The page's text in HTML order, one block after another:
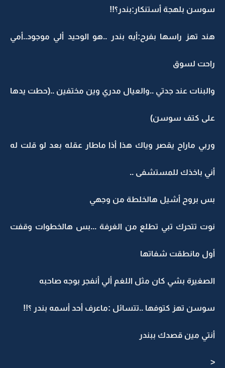
سوسن بلهجة أستنكار:بندر؟!!
هند تهز راسها بفرح:أيه بندر ..هو الوحيد ألي موجود..أمي
راحت لسوق
والبنات عند جدتي ..والعيال مدري وين مختفين ..(حطت يدها
على كتف سوسن)
وربي ماراح يقصر وياك هذا أذا ماطار عقله بعد لو قلت له
أني باخذك للمستشفى ..
بس بروح أشيل هالخلطة من وجهي
نوت تتحرك تبي تطلع من الغرفة ...بس هالخطوات وقفت
أول مانطقت شفاتها
الصغيرة بشي كان مثل اللغم ألي أنفجر بوجه صاحبه
سوسن تهز كتوفها ..تتسائل :ماعرف أحد أسمه بندر ؟!!
أنتي مين قصدك ببندر
<